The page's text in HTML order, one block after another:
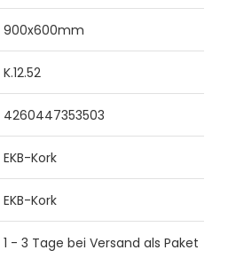
900x600mm
K.12.52
4260447353503
EKB-Kork
EKB-Kork
1 - 3 Tage bei Versand als Paket